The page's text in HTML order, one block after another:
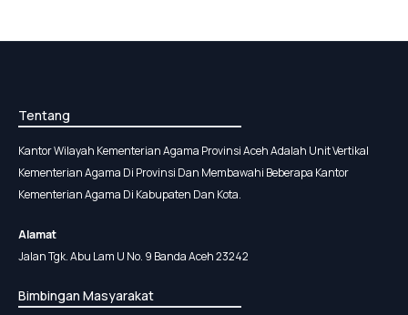
Tentang
Kantor Wilayah Kementerian Agama Provinsi Aceh Adalah Unit Vertikal
Kementerian Agama Di Provinsi Dan Membawahi Beberapa Kantor
Kementerian Agama Di Kabupaten Dan Kota.
Alamat
Jalan Tgk. Abu Lam U No. 9 Banda Aceh 23242
Bimbingan Masyarakat